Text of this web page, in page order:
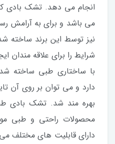
انجام می دهد. تشک بادی
می باشد و برای به آرامش
نیز توسط این برند ساخته
شرایط را برای علاقه مندان
با ساختاری طبی ساخته
دارد و می توان بر روی آن
بهره مند شد. تشک بادی
محصولات راحتی و طبی
دارای قابلیت های مختلف